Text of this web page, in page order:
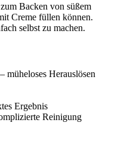
Backen von süßem
Creme füllen können.
selbst zu machen.
müheloses Herauslösen
Ergebnis
Reinigung